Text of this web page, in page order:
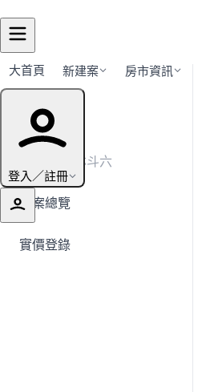
大首頁 新建案 房市資訊
登入／註冊
建案導覽
← 返回雲林斗六
建案總覽
實價登錄